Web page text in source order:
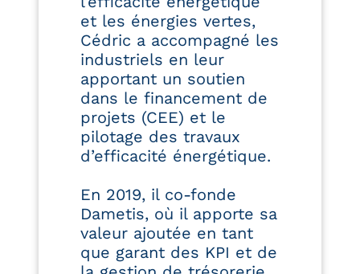
et les énergies vertes,
Cédric a accompagné les
industriels en leur
apportant un soutien
dans le financement de
projets (CEE) et le
pilotage des travaux
d’efficacité énergétique.
En 2019, il co-fonde
Dametis, où il apporte sa
valeur ajoutée en tant
que garant des KPI et de